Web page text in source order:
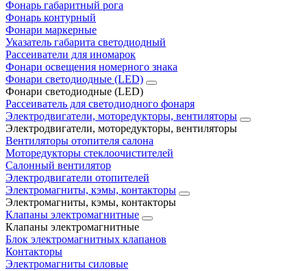
Фонарь габаритный рога
Фонарь контурный
Фонари маркерные
Указатель габарита светодиодный
Рассеиватели для иномарок
Фонари освещения номерного знака
Фонари светодиодные (LED)
Фонари светодиодные (LED)
Рассеиватель для светодиодного фонаря
Электродвигатели, моторедукторы, вентиляторы
Электродвигатели, моторедукторы, вентиляторы
Вентиляторы отопителя салона
Моторедукторы стеклоочистителей
Салонный вентилятор
Электродвигатели отопителей
Электромагниты, кэмы, контакторы
Электромагниты, кэмы, контакторы
Клапаны электромагнитные
Клапаны электромагнитные
Блок электромагнитных клапанов
Контакторы
Электромагниты силовые